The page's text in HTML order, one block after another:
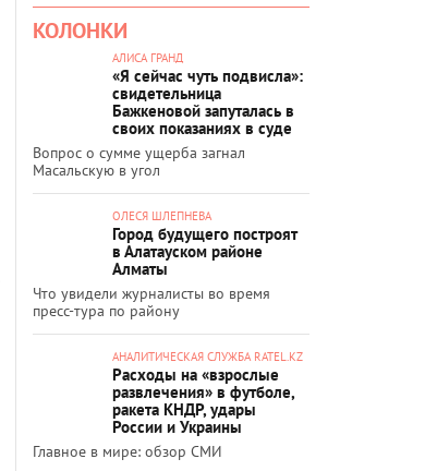
КОЛОНКИ
АЛИСА ГРАНД
«Я сейчас чуть подвисла»:
свидетельница
Бажкеновой запуталась в
своих показаниях в суде
Вопрос о сумме ущерба загнал
Масальскую в угол
ОЛЕСЯ ШЛЕПНЕВА
Город будущего построят
в Алатауском районе
Алматы
Что увидели журналисты во время
пресс-тура по району
АНАЛИТИЧЕСКАЯ СЛУЖБА RATEL.KZ
Расходы на «взрослые
развлечения» в футболе,
ракета КНДР, удары
России и Украины
Главное в мире: обзор СМИ